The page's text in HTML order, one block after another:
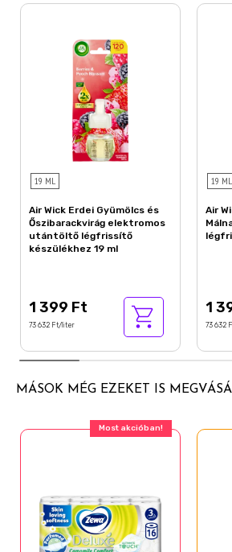
használata nem helyettesíti a
19 ML
Air Wick Erdei Gyümölcs és
Őszibarackvirág elektromos
utántöltő légfrissítő
készülékhez 19 ml
1 399 Ft
73 632 Ft/liter
19 ML
Air
1
73 632
MÁSOK MÉG EZEKET IS
Most akcióban!